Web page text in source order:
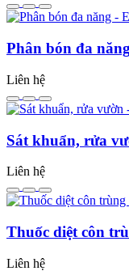
Phân bón đa
Liên hệ
Sát khuẩn, rửa
Liên hệ
Thuốc diệt côn
Liên hệ